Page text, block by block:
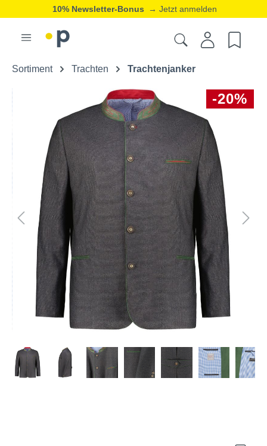
10% Newsletter-Bonus → Jetzt anmelden
Sortiment Trachten Trachtenjanker
-20%